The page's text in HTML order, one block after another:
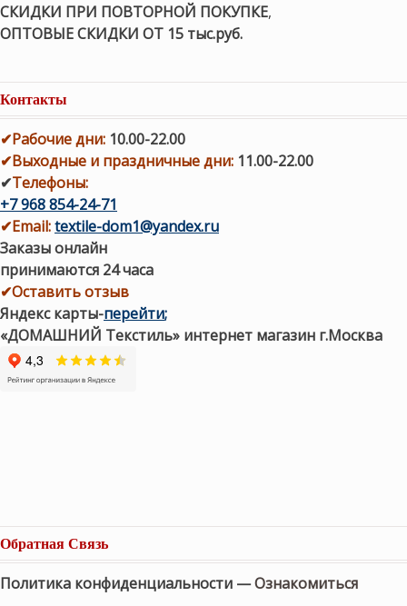
СКИДКИ ПРИ ПОВТОРНОЙ ПОКУПКЕ,
ОПТОВЫЕ СКИДКИ ОТ 15 тыс.руб.
Контакты
✔Рабочие дни: 10.00-22.00
✔Выходные и праздничные дни: 11.00-22.00
✔Телефоны:
+7 968 854-24-71
✔Email:textile-dom1@yandex.ru
Заказы онлайн
принимаются 24 часа
✔Оставить отзыв
Яндекс карты-перейти;
«ДОМАШНИЙ Текстиль» интернет магазин г.Москва
Обратная Связь
Политика конфиденциальности —Ознакомиться